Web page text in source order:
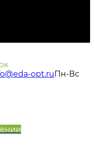
opt.ru Пн-Вс